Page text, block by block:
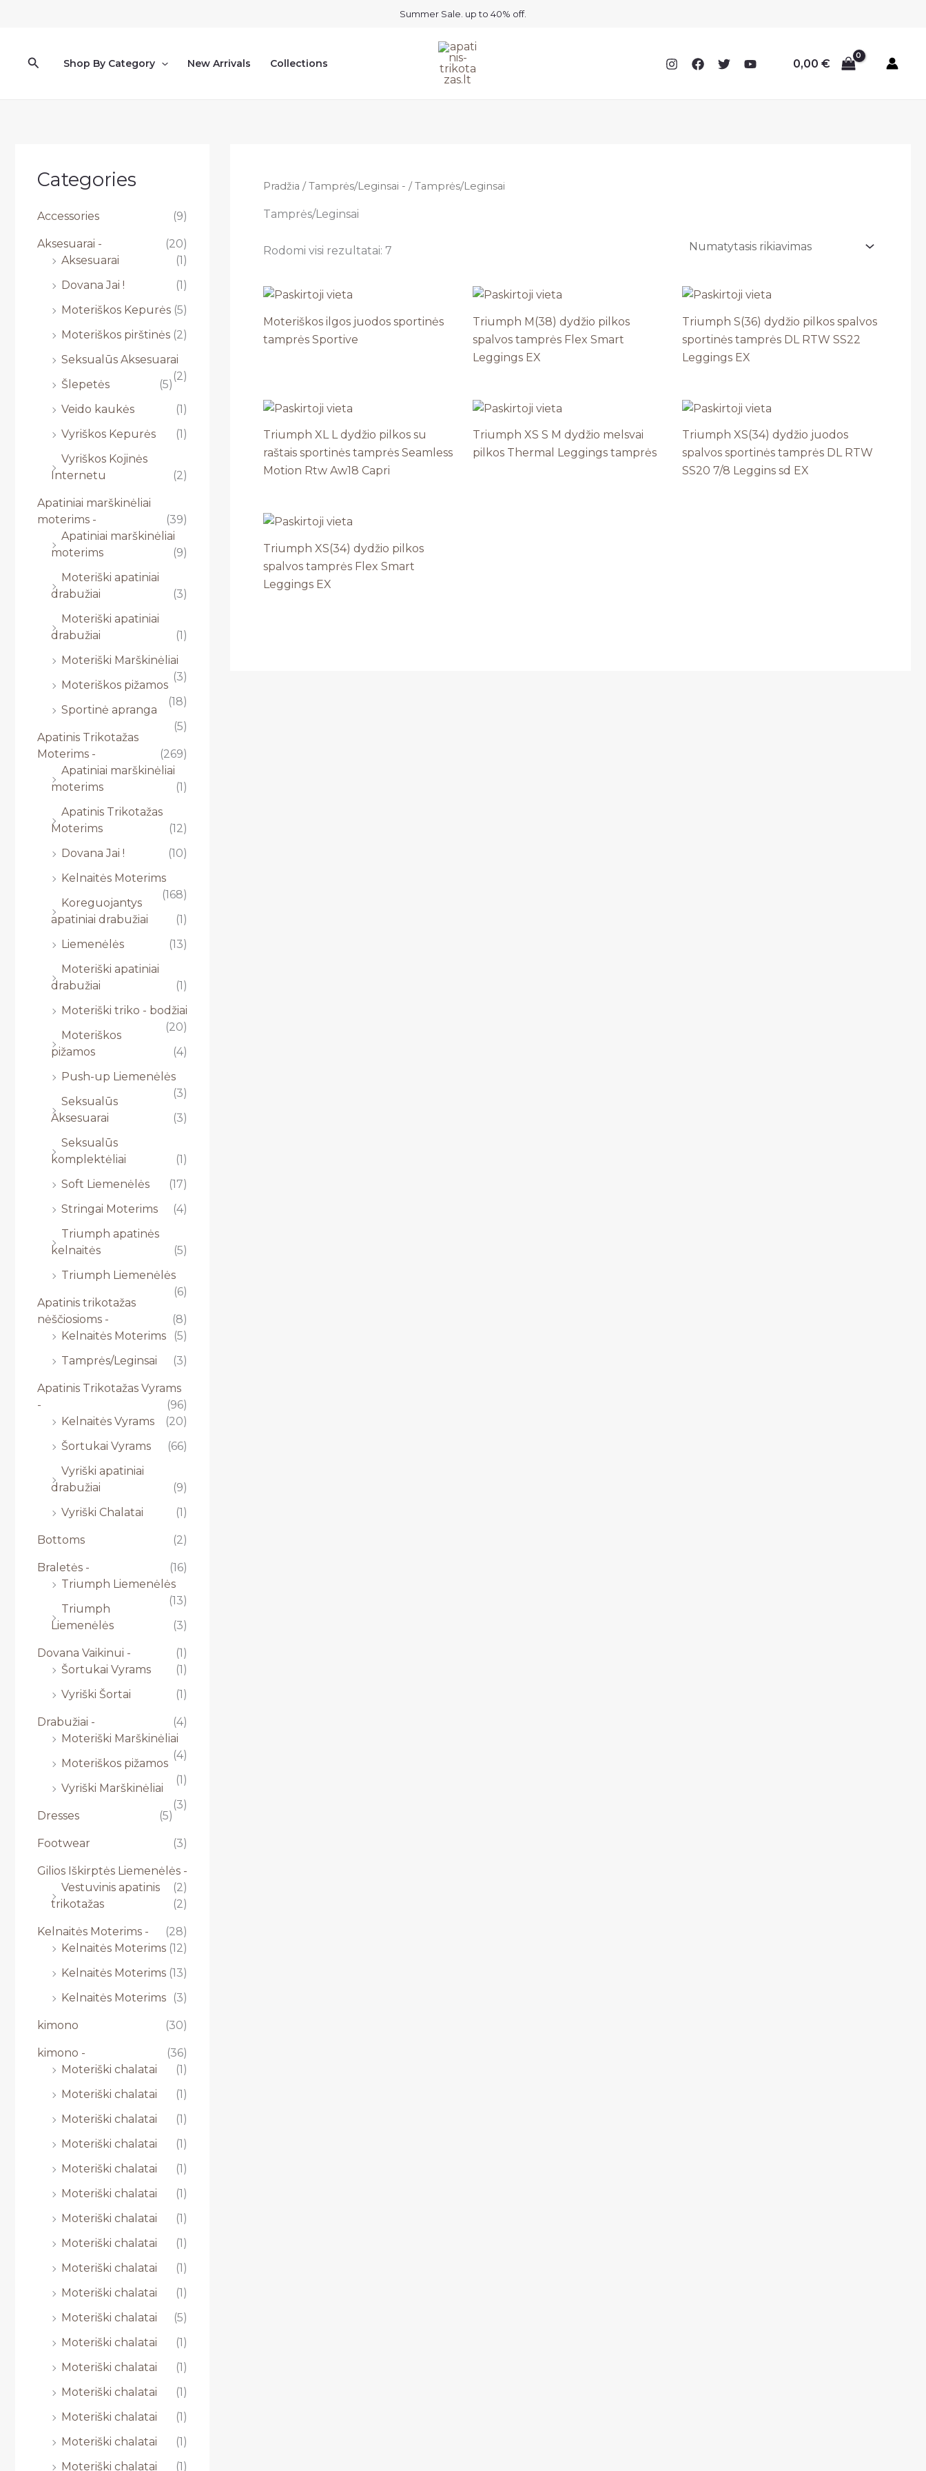
Summer Sale. up to 40% off.
PaieškaShop By Category New Arrivals Collections 0,00 €
Categories
Accessories (9)
Aksesuarai -
(20)
Aksesuarai
(1)
Dovana Jai !
(1)
Moteriškos Kepurės (5)
Moteriškos pirštinės (2)
Seksualūs Aksesuarai
(2)
Šlepetės
(5)
Veido kaukės
(1)
Vyriškos Kepurės
(1)
Vyriškos Kojinės
Internetu
(2)
Apatiniai marškinėliai
moterims -
(39)
Apatiniai marškinėliai
moterims
(9)
Moteriški apatiniai
drabužiai
(3)
Moteriški apatiniai
drabužiai
(1)
Moteriški Marškinėliai
(3)
Moteriškos pižamos
(18)
Sportinė apranga
(5)
Apatinis Trikotažas
Moterims -
(269)
Apatiniai marškinėliai
moterims
(1)
Apatinis Trikotažas
Moterims
(12)
Dovana Jai !
(10)
Kelnaitės Moterims
(168)
Koreguojantys
apatiniai drabužiai
(1)
Liemenėlės
(13)
Moteriški apatiniai
drabužiai
(1)
Moteriški triko - bodžiai
(20)
Moteriškos
pižamos
(4)
Push-up Liemenėlės
(3)
Seksualūs
Aksesuarai
(3)
Seksualūs
komplektėliai
(1)
Soft Liemenėlės
(17)
Stringai Moterims
(4)
Triumph apatinės
kelnaitės
(5)
Triumph Liemenėlės
(6)
Apatinis trikotažas
nėščiosioms -
(8)
Kelnaitės Moterims
(5)
Tamprės/Leginsai
(3)
Apatinis Trikotažas Vyrams
-
(96)
Kelnaitės Vyrams
(20)
Šortukai Vyrams
(66)
Vyriški apatiniai
drabužiai
(9)
Vyriški Chalatai
(1)
Bottoms (2)
Braletės -
(16)
Triumph Liemenėlės
(13)
Triumph
Liemenėlės
(3)
Dovana Vaikinui -
(1)
Šortukai Vyrams
(1)
Vyriški Šortai
(1)
Drabužiai -
(4)
Moteriški Marškinėliai
(4)
Moteriškos pižamos
(1)
Vyriški Marškinėliai
(3)
Dresses
(5)
Footwear (3)
Gilios Iškirptės Liemenėlės -
(2)
Vestuvinis apatinis
trikotažas
(2)
Kelnaitės Moterims -
(28)
Kelnaitės Moterims (12)
Kelnaitės Moterims (13)
Kelnaitės Moterims
(3)
kimono (30)
kimono -
(36)
Moteriški chalatai
(1)
Moteriški chalatai
(1)
Moteriški chalatai
(1)
Moteriški chalatai
(1)
Moteriški chalatai
(1)
Moteriški chalatai
(1)
Moteriški chalatai
(1)
Moteriški chalatai
(1)
Moteriški chalatai
(1)
Moteriški chalatai
(1)
Moteriški chalatai
(5)
Moteriški chalatai
(1)
Moteriški chalatai
(1)
Moteriški chalatai
(1)
Moteriški chalatai
(1)
Moteriški chalatai
(1)
Moteriški chalatai
(1)
Pradžia /Tamprės/Leginsai - / Tamprės/Leginsai
Tamprės/Leginsai
Rodomi visi rezultatai: 7
Moteriškos ilgos juodos sportinės
tamprės Sportive
Triumph M(38) dydžio pilkos
spalvos tamprės Flex Smart
Leggings EX
Triumph S(36) dydžio pilkos spalvos
sportinės tamprės DL RTW SS22
Leggings EX
Triumph XL L dydžio pilkos su
raštais sportinės tamprės Seamless
Motion Rtw Aw18 Capri
Triumph XS S M dydžio melsvai
pilkos Thermal Leggings tamprės
Triumph XS(34) dydžio juodos
spalvos sportinės tamprės DL RTW
SS20 7/8 Leggins sd EX
Triumph XS(34) dydžio pilkos
spalvos tamprės Flex Smart
Leggings EX